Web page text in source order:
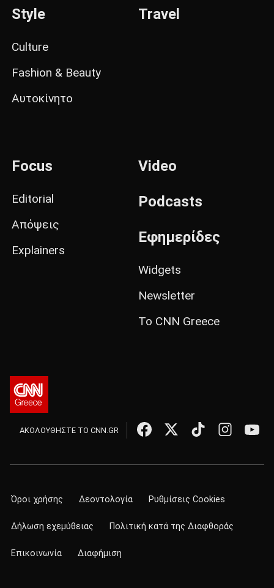
Style
Culture
Fashion & Beauty
Αυτοκίνητο
Travel
Focus
Editorial
Απόψεις
Explainers
Video
Podcasts
Εφημερίδες
Widgets
Newsletter
Το CNN Greece
ΑΚΟΛΟΥΘΗΣΤΕ ΤΟ CNN.GR
Όροι χρήσης Δεοντολογία Ρυθμίσεις Cookies
Δήλωση εχεμύθειας Πολιτική κατά της Διαφθοράς
Επικοινωνία Διαφήμιση